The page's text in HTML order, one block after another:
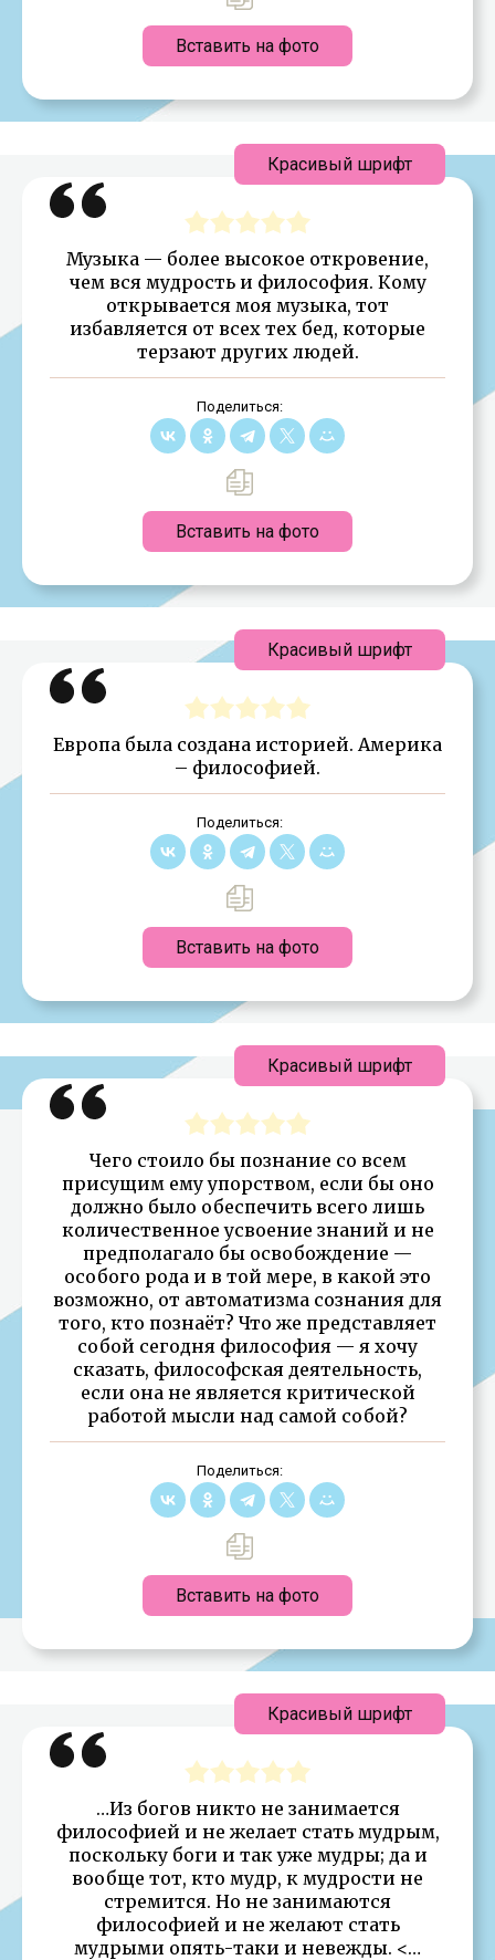
Вставить на фото
Музыка — более высокое откровение,
чем вся мудрость и философия. Кому
открывается моя музыка, тот
избавляется от всех тех бед, которые
терзают других людей.
Поделиться:
Вставить на фото
Красивый шрифт
Европа была создана историей. Америка
– философией.
Поделиться:
Вставить на фото
Красивый шрифт
Чего стоило бы познание со всем
присущим ему упорством, если бы оно
должно было обеспечить всего лишь
количественное усвоение знаний и не
предполагало бы освобождение —
особого рода и в той мере, в какой это
возможно, от автоматизма сознания для
того, кто познаёт? Что же представляет
собой сегодня философия — я хочу
сказать, философская деятельность,
если она не является критической
работой мысли над самой собой?
Поделиться:
Вставить на фото
Красивый шрифт
…Из богов никто не занимается
философией и не желает стать мудрым,
поскольку боги и так уже мудры; да и
вообще тот, кто мудр, к мудрости не
стремится. Но не занимаются
философией и не желают стать
мудрыми опять-таки и невежды. <…
Красивый шрифт